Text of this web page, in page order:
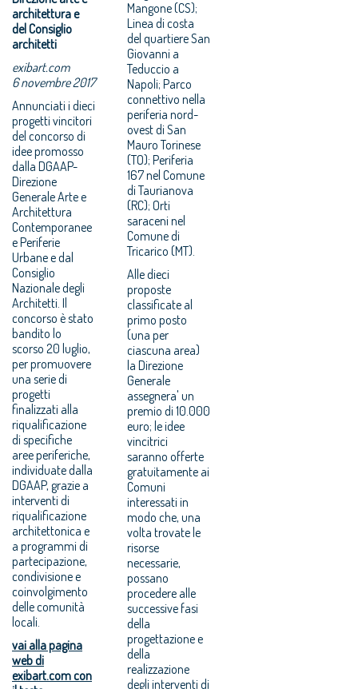
architettura e
del Consiglio
architetti
exibart.com
6 novembre 2017
Annunciati i dieci
progetti vincitori
del concorso di
idee promosso
dalla DGAAP-
Direzione
Generale Arte e
Architettura
Contemporanee
e Periferie
Urbane e dal
Consiglio
Nazionale degli
Architetti. Il
concorso è stato
bandito lo
scorso 20 luglio,
per promuovere
una serie di
progetti
finalizzati alla
riqualificazione
di specifiche
aree periferiche,
individuate dalla
DGAAP, grazie a
interventi di
riqualificazione
architettonica e
a programmi di
partecipazione,
condivisione e
coinvolgimento
delle comunità
locali.
vai alla pagina
web di
exibart.com con
Mangone (CS);
Linea di costa
del quartiere San
Giovanni a
Teduccio a
Napoli; Parco
connettivo nella
periferia nord-
ovest di San
Mauro Torinese
(TO); Periferia
167 nel Comune
di Taurianova
(RC); Orti
saraceni nel
Comune di
Tricarico (MT).
Alle dieci
proposte
classificate al
primo posto
(una per
ciascuna area)
la Direzione
Generale
assegnera' un
premio di 10.000
euro; le idee
vincitrici
saranno offerte
gratuitamente ai
Comuni
interessati in
modo che, una
volta trovate le
risorse
necessarie,
possano
procedere alle
successive fasi
della
progettazione e
della
realizzazione
degli interventi di